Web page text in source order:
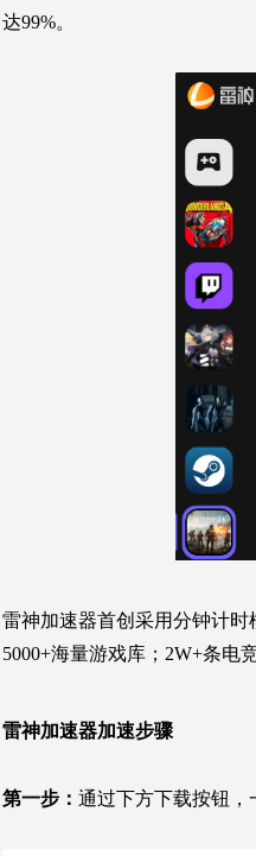
达99%。
雷神加速器首创采用分钟计时
5000+海量游戏库；2W+条电
雷神加速器加速步骤
第一步： 通过下方下载按钮，